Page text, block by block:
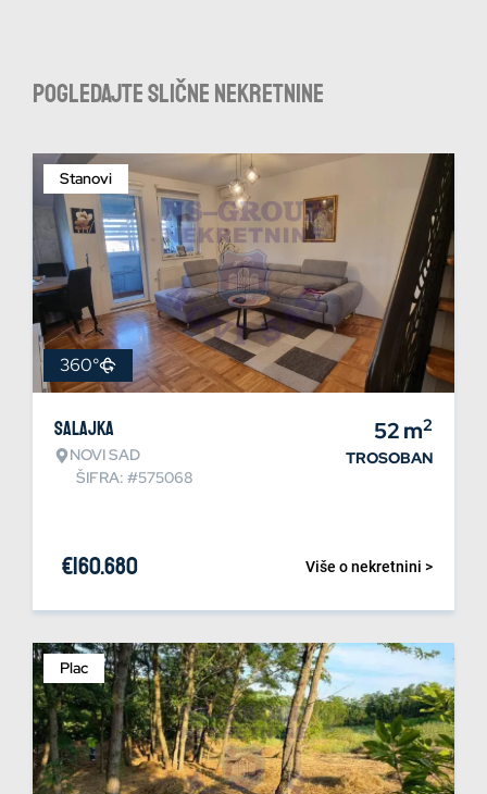
Pogledajte slične nekretnine
Stanovi
360°
Salajka
NOVI SAD
ŠIFRA: #575068
52m2
TROSOBAN
Više o nekretnini >
€160.680
Plac